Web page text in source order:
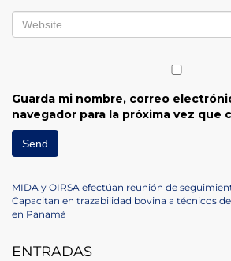
Guarda mi nombre, correo
navegador para la próxima vez que
Navegación
de
entradas
Previous
Post
MIDA y OIRSA efectúan reunión de
Next
Post
Capacitan en trazabilidad bovina a técnicos
en Panamá
ENTRADAS